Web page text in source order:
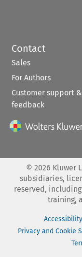
Contact
Sales
For Authors
Customer support &
feedback
© 2026 Kluwer
subsidiaries,
reserved,
training,
Privacy and Cookie